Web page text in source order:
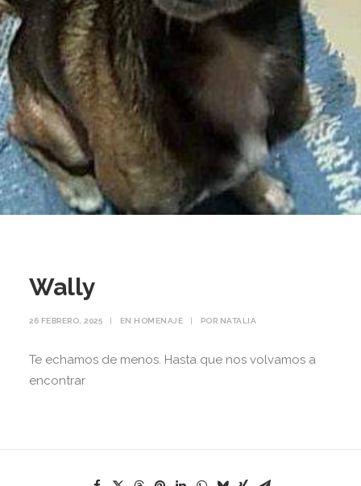
Wally
26 FEBRERO, 2025 | EN HOMENAJE | POR NATALIA
Te echamos de menos. Hasta que nos volvamos a
encontrar